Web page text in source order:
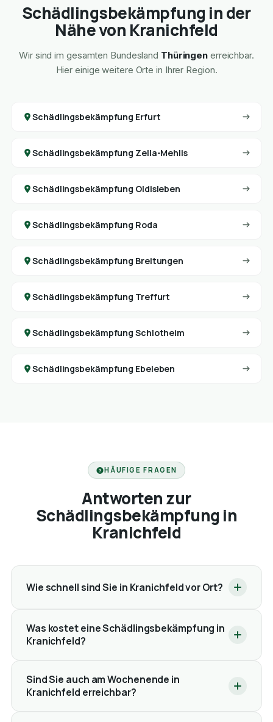
Schädlingsbekämpfung in der
Nähe von Kranichfeld
Wir sind im gesamten Bundesland Thüringen erreichbar.
Hier einige weitere Orte in Ihrer Region.
Schädlingsbekämpfung Erfurt
Schädlingsbekämpfung Zella-Mehlis
Schädlingsbekämpfung Oldisleben
Schädlingsbekämpfung Roda
Schädlingsbekämpfung Breitungen
Schädlingsbekämpfung Treffurt
Schädlingsbekämpfung Schlotheim
Schädlingsbekämpfung Ebeleben
HÄUFIGE FRAGEN
Antworten zur
Schädlingsbekämpfung in
Kranichfeld
Wie schnell sind Sie in Kranichfeld vor Ort?
Was kostet eine Schädlingsbekämpfung in
Kranichfeld?
Sind Sie auch am Wochenende in
Kranichfeld erreichbar?